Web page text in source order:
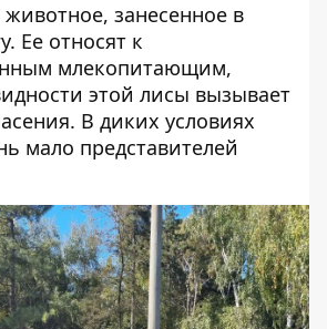
занесенное в
Ее относят к
млекопитающим,
этой лисы вызывает
В диких условиях
мало представителей